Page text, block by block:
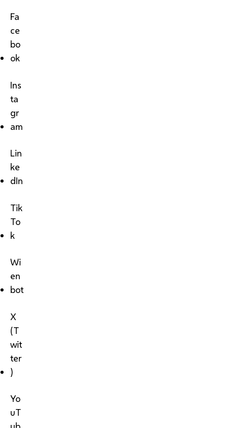
Fa
ce
bo
ok
Ins
ta
gr
am
Lin
ke
dIn
Tik
To
k
Wi
en
bot
X
(T
wit
ter
)
Yo
uT